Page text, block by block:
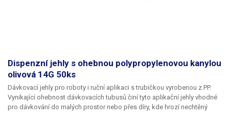
Dispenzní jehly s ohebnou polypropylenovou kanylou
olivová 14G 50ks
Dávkovací jehly pro roboty i ruční aplikaci s trubičkou vyrobenou z PP.
Vynikající ohebnost dávkovacích tubusů činí tyto aplikační jehly vhodné
pro dávkování do malých prostor nebo přes díry, kde hrozí nechtěný